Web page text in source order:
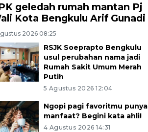
geledah rumah mantan Pj
Kota Bengkulu Arif Gunadi
2026 08:25
RSJK Soeprapto Bengkulu
usul perubahan nama jadi
Rumah Sakit Umum Merah
Putih
5 Agustus 2026 12:04
Ngopi pagi favoritmu punya
manfaat? Begini kata ahli!
4 Agustus 2026 14:31